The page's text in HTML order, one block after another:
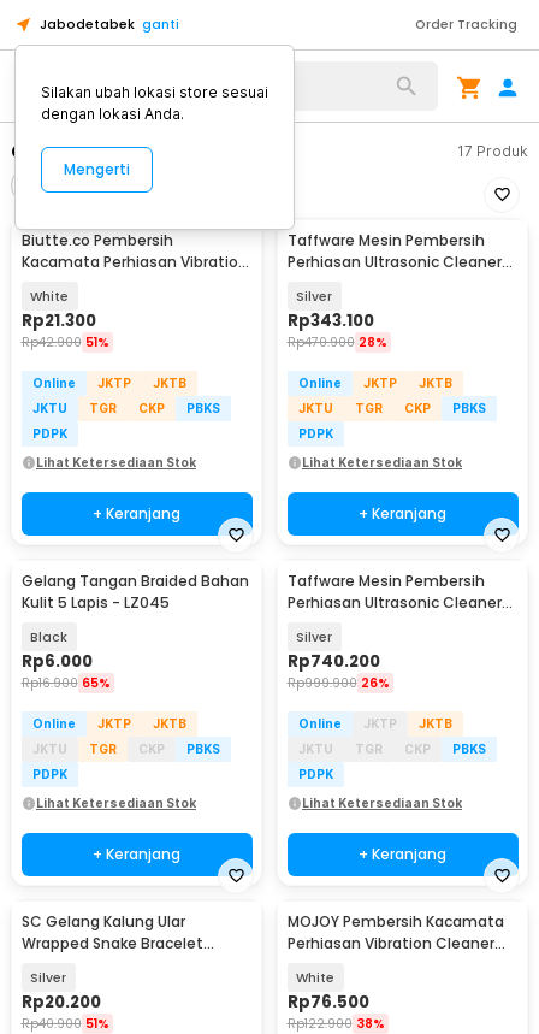
Jabodetabek ganti Order Tracking
Alat Kopi
Gelang & Bangles 17 Produk
Urutkan
Biutte.co Pembersih
Kacamata Perhiasan Vibration
White
Rp21.300
Rp42.900 51%
Online JKTP
JKTB
JKTU
TGR CKP
PBKS
PDPK
Lihat Ketersediaan Stok
+ Keranjang
Taffware Mesin Pembersih
Perhiasan Ultrasonic Cleaner
Silver
Rp343.100
Rp470.900 28%
Online JKTP
JKTB
JKTU
TGR CKP
PBKS
PDPK
Lihat Ketersediaan Stok
+ Keranjang
Gelang Tangan Braided Bahan
Kulit 5 Lapis - LZ045
Black
Rp6.000
Rp16.900 65%
Online JKTP
JKTB
JKTU
TGR CKP
PBKS
PDPK
Lihat Ketersediaan Stok
+ Keranjang
Taffware Mesin Pembersih
Perhiasan Ultrasonic Cleaner
Silver
Rp740.200
Rp999.900 26%
Online JKTP
JKTB
JKTU
TGR CKP
PBKS
PDPK
Lihat Ketersediaan Stok
+ Keranjang
SC Gelang Kalung Ular
Wrapped Snake Bracelet
SC181
Silver
Rp20.200
Rp40.900 51%
MOJOY Pembersih Kacamata
Perhiasan Vibration Cleaner
White
Rp76.500
Rp122.900 38%
Silakan ubah lokasi store sesuai
dengan lokasi Anda.
Mengerti